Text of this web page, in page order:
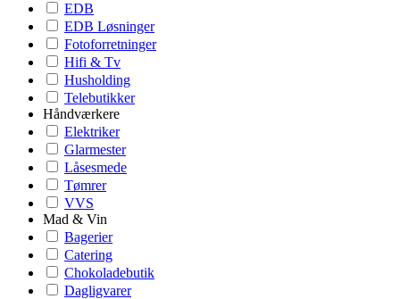
EDB
EDB Løsninger
Fotoforretninger
Hifi & Tv
Husholding
Telebutikker
Håndværkere
Elektriker
Glarmester
Låsesmede
Tømrer
VVS
Mad & Vin
Bagerier
Catering
Chokoladebutik
Dagligvarer